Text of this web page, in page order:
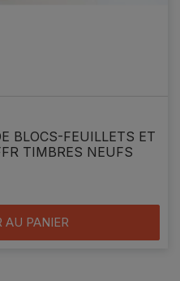
BLOCS-FEUILLETS ET
TIMBRES NEUFS
PANIER